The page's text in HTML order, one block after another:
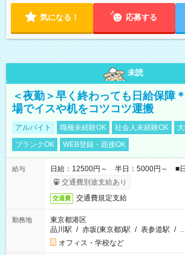
気になる！ 応募する
未読
＜夜勤＞早く終わっても日給保障
場でイスや机をコツコツ運搬
アルバイト 職種未経験OK 社会人未経験OK
ブランクOK
WEB登録・面接OK
給与
日給：12500円～ 半日：5000円～ ■日
交通費別途支給あり
交通費 交通費規定支給
勤務地
東京都港区
品川駅 / 赤坂(東京都)駅 / 表参道駅 /
オフィス・学校など